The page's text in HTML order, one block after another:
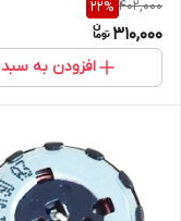
402,000
22%
310,000
افزودن به سبد